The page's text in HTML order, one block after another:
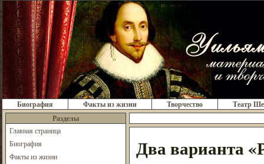
Биография Факты из жизни Творчество
Театр
Разделы
Главная страница
Биография
Факты из жизни
Два варианта